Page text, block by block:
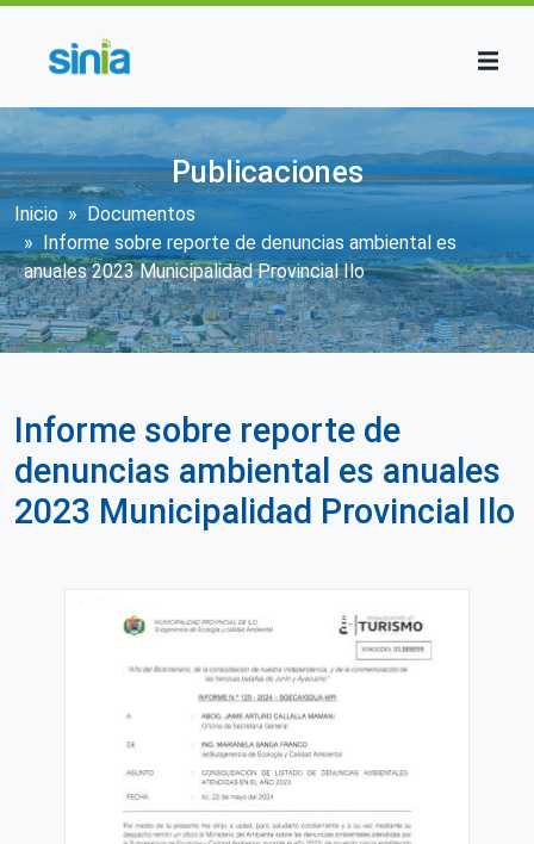
Publicaciones
Sobrescribir enlaces de ayuda a la
Inicio
Documentos
Informe sobre reporte de denuncias ambiental es
anuales 2023 Municipalidad Provincial Ilo
Informe sobre reporte de
denuncias ambiental es anuales
2023 Municipalidad Provincial Ilo